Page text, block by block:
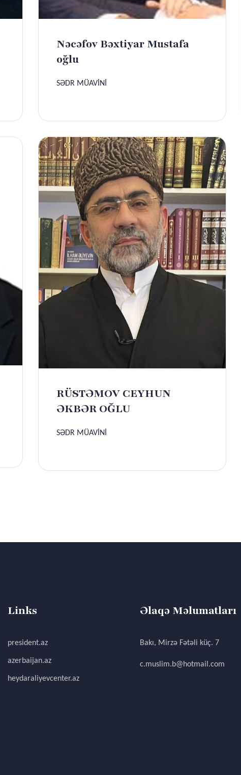
Nəcəfov Bəxtiyar Mustafa
oğlu
SƏDR MÜAVİNİ
RÜSTƏMOV CEYHUN
ƏKBƏR OĞLU
SƏDR MÜAVİNİ
Links
president.az
azerbaijan.az
heydaraliyevcenter.az
Əlaqə Məlumatları
Bakı, Mirzə Fətəli küç. 7
c.muslim.b@hotmail.com